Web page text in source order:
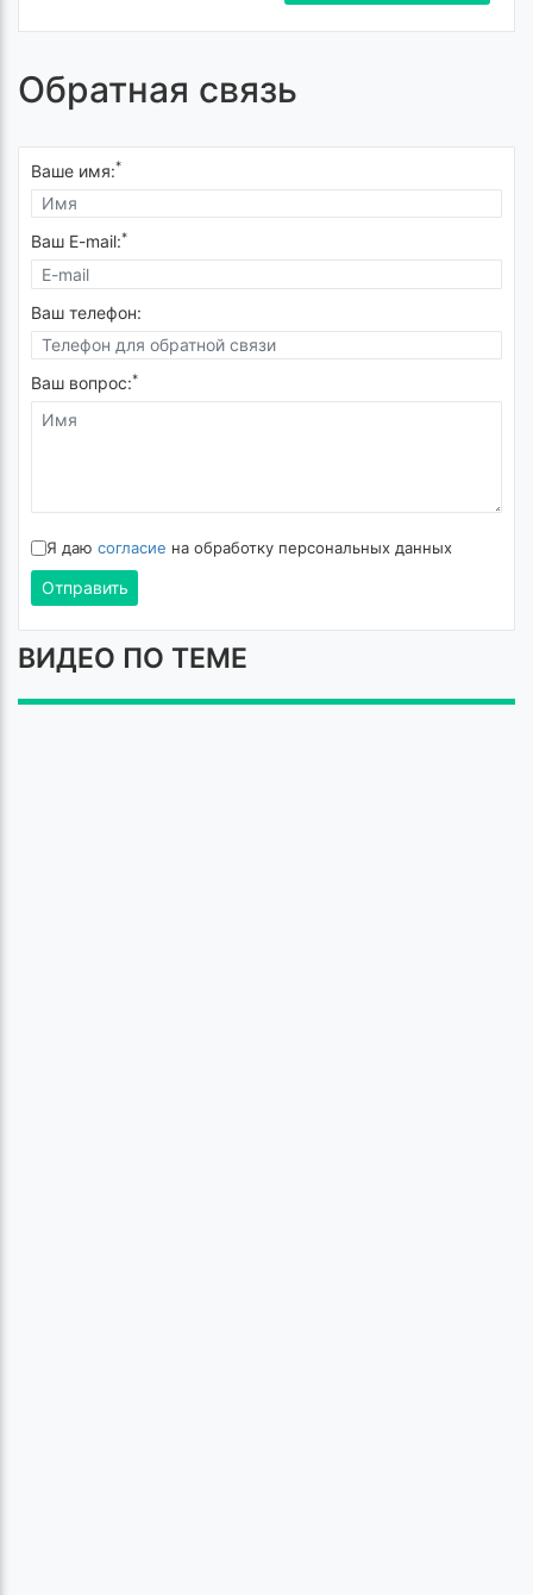
Обратная связь
Ваше имя:*
Ваш E-mail:*
Ваш телефон:
Ваш вопрос:*
Я даю согласие на обработку персональных данных
Отправить
ВИДЕО ПО ТЕМЕ